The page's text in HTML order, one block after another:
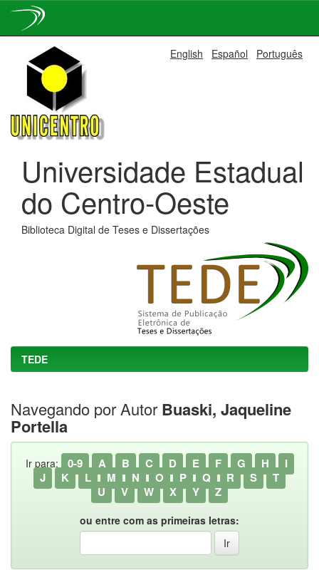
navigation
English Español Português
Universidade Estadual
do Centro-Oeste
Biblioteca Digital de Teses e Dissertações
TEDE
Navegando por Autor Buaski, Jaqueline
Portella
Ir para: 0-9 A B C D E F G H
I
J
K L M N O P Q R S
T
U
V W X Y Z
ou entre com as primeiras letras: